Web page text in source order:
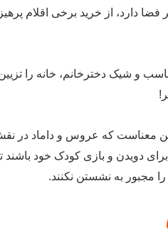
مطمئن هستیم منزل مشترک مان فقط 60 متر فضا دارد، از خرید برخی اقلام پرهیز
و شیک دخترخانم، خانه را
این معناست که عروس و داماد در
دویدن و بازی کودک خود باشند
مجبور به نشستن نکنند.